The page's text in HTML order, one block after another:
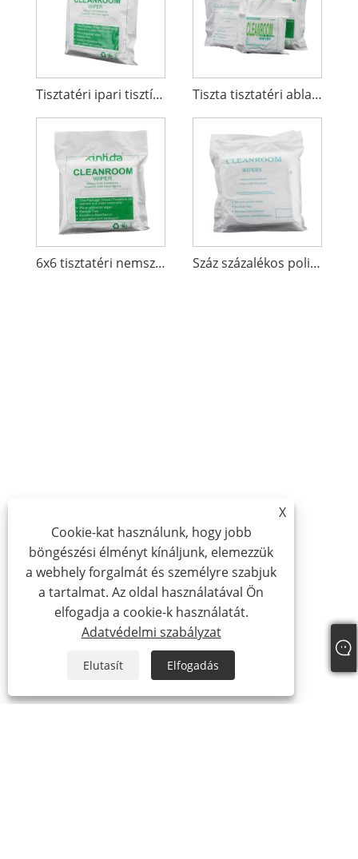
Tisztatéri ipari tisztítótörlő Tiszta tisztatéri ablaktörlő százszázalékos poliészter
6x6 tisztatéri nemszőtt poliészter törlők Száz százalékos poliészter nem szőtt törlő
X
Cookie-kat használunk, hogy jobb
böngészési élményt kínáljunk, elemezzük
a webhely forgalmát és személyre szabjuk
a tartalmat. Az oldal használatával Ön
elfogadja a cookie-k használatát.
Adatvédelmi szabályzat
Elutasít Elfogadás